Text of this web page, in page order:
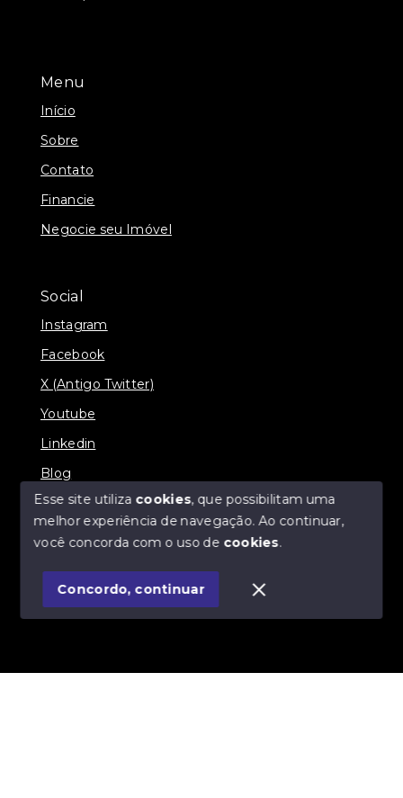
Menu
Início
Sobre
Contato
Financie
Negocie seu Imóvel
Social
Instagram
Facebook
X (Antigo Twitter)
Youtube
Linkedin
Blog
© Copyright 2026 - Imobiliária SÃO VICENTE
SITE PARA IMOBILIARIA
Esse site utiliza cookies, que possibilitam uma
melhor experiência de navegação.Ao continuar,
você concorda com o uso de cookies.
Concordo, continuar